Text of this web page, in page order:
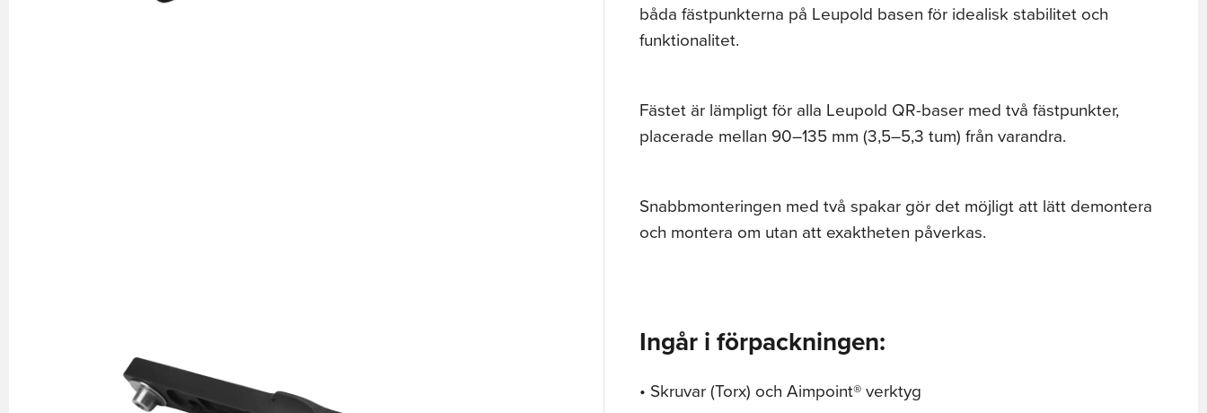
båda fästpunkterna på Leupold basen för idealisk stabilitet och
funktionalitet.
Fästet är lämpligt för alla Leupold QR-baser med två fästpunkter,
placerade mellan 90–135 mm (3,5–5,3 tum) från varandra.
Snabbmonteringen med två spakar gör det möjligt att lätt demontera
och montera om utan att exaktheten påverkas.
Ingår i förpackningen:
• Skruvar (Torx) och Aimpoint® verktyg